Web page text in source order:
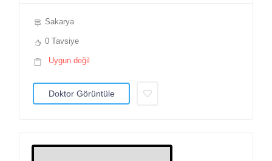
Sakarya
0 Tavsiye
Uygun değil
Doktor Görüntüle